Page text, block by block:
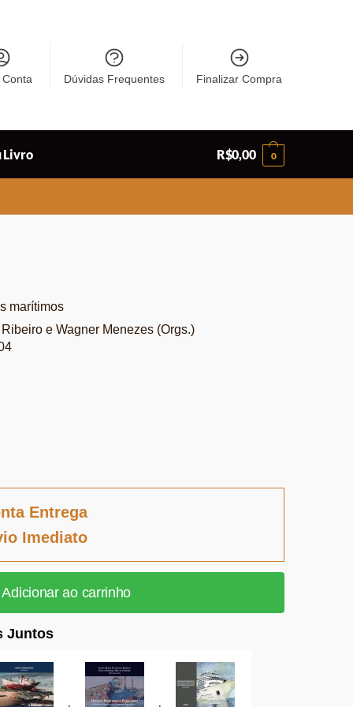
Dúvidas Frequentes Finalizar Compra
Livro R$0,00 0
marítimos
e Wagner Menezes (Orgs.)
Entrega
Imediato
Adicionar ao carrinho
Juntos